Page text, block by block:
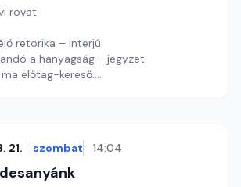
rovat
retorika – interjú
a hanyagság - jegyzet
előtag-kereső.
21. szombat 14:04